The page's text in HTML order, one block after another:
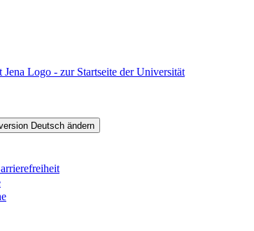
Logo - zur Startseite der Universität
Deutsch ändern